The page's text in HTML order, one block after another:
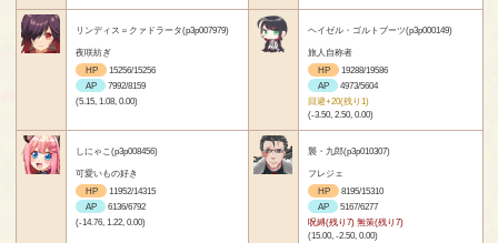
リンディス＝クァドラータ(p3p007979)
夜咲紡ぎ
HP
15256/15256
AP
7992/8159
(5.15, 1.08, 0.00)
ヘイゼル・ゴルトブーツ(p3p000149)
旅人自称者
HP
19288/19586
AP
4973/5604
回避+20(残り1)
(-3.50, 2.50, 0.00)
しにゃこ(p3p008456)
可愛いもの好き
HP
11952/14315
AP
6136/6792
(-14.76, 1.22, 0.00)
襲・九郎(p3p010307)
フレジェ
HP
8195/15310
AP
5167/6277
呪縛(残り7) 無策(残り7)
(15.00, -2.50, 0.00)